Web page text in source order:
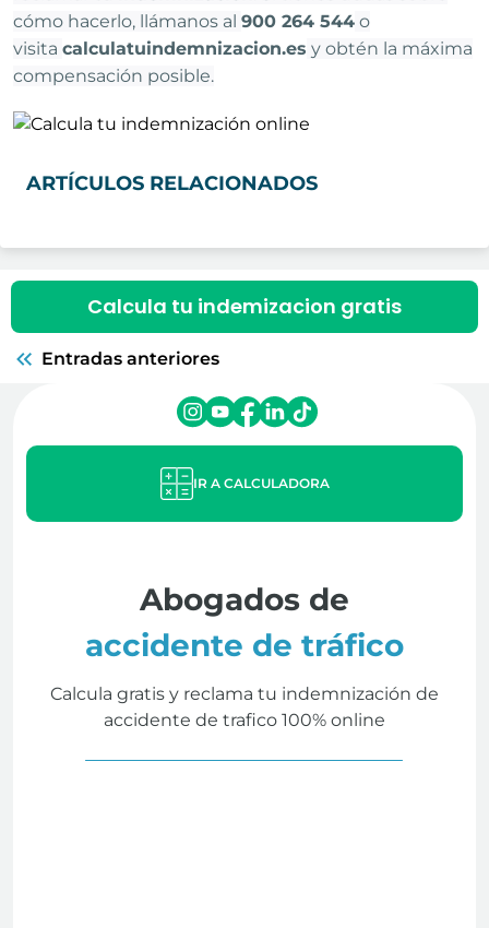
cómo hacerlo, llámanos al 900 264 544 o
visita calculatuindemnizacion.es y obtén la máxima
compensación posible.
ARTÍCULOS RELACIONADOS
Calcula tu indemizacion gratis
Entradas anteriores
IR A CALCULADORA
Abogados de
accidente de tráfico
Calcula gratis y reclama tu indemnización de
accidente de trafico 100% online